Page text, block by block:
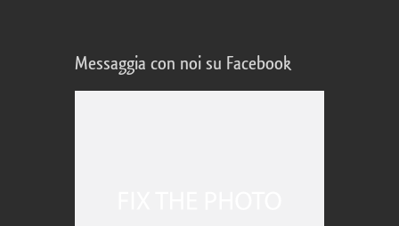
Messaggia con noi su Facebook